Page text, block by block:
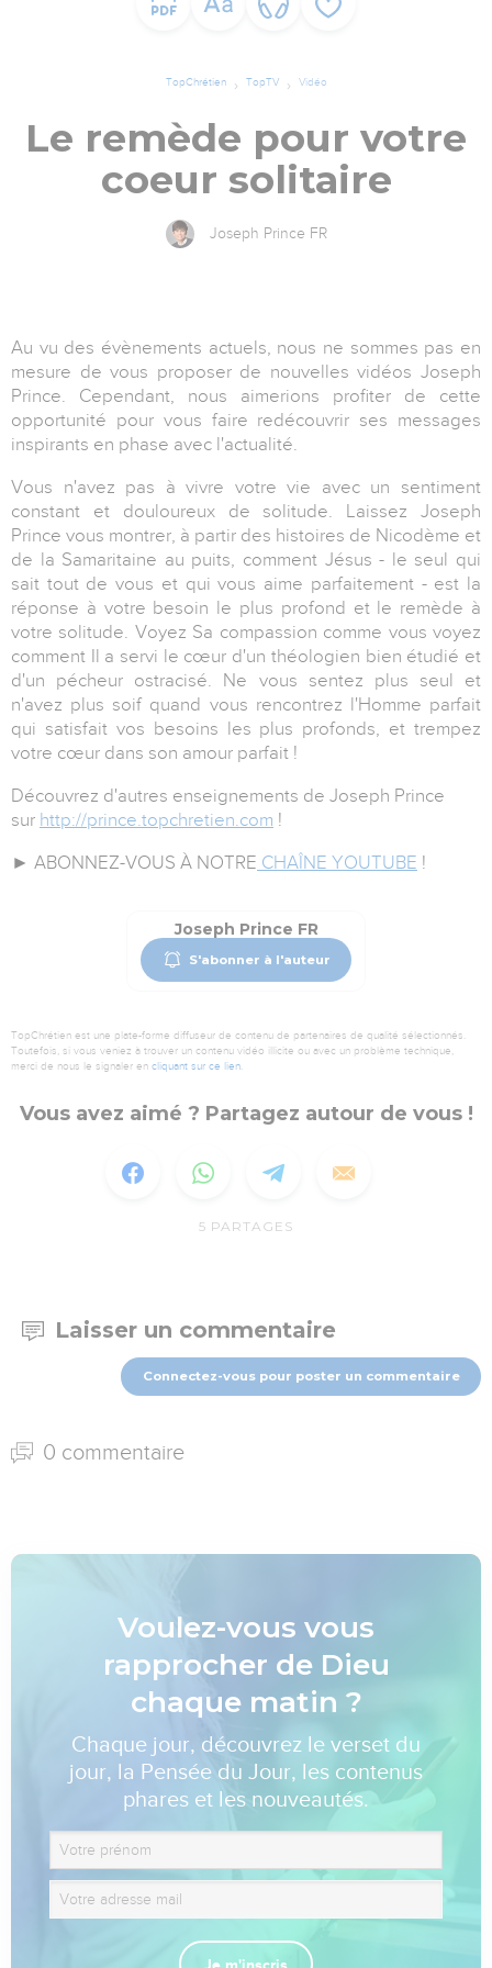
TopChrétien TopTV Vidéo
Le remède pour votre
coeur solitaire
Joseph Prince FR
Au vu des évènements actuels, nous ne sommes pas en
mesure de vous proposer de nouvelles vidéos Joseph
Prince. Cependant, nous aimerions profiter de cette
opportunité pour vous faire redécouvrir ses messages
inspirants en phase avec l'actualité.
Vous n'avez pas à vivre votre vie avec un sentiment
constant et douloureux de solitude. Laissez Joseph
Prince vous montrer, à partir des histoires de Nicodème et
de la Samaritaine au puits, comment Jésus - le seul qui
sait tout de vous et qui vous aime parfaitement - est la
réponse à votre besoin le plus profond et le remède à
votre solitude. Voyez Sa compassion comme vous voyez
comment Il a servi le cœur d'un théologien bien étudié et
d'un pécheur ostracisé. Ne vous sentez plus seul et
n'avez plus soif quand vous rencontrez l'Homme parfait
qui satisfait vos besoins les plus profonds, et trempez
votre cœur dans son amour parfait !
Découvrez d'autres enseignements de Joseph Prince
sur http://prince.topchretien.com !
► ABONNEZ-VOUS À NOTRE CHAÎNE YOUTUBE !
Joseph Prince FR
S'abonner à l'auteur
TopChrétien est une plate-forme diffuseur de contenu de partenaires de qualité sélectionnés.
Toutefois, si vous veniez à trouver un contenu vidéo illicite ou avec un problème technique,
merci de nous le signaler en cliquant sur ce lien.
Vous avez aimé ? Partagez autour de vous !
5 PARTAGES
Laisser un commentaire
Connectez-vous pour poster un commentaire
0 commentaire
Voulez-vous vous
rapprocher de Dieu
chaque matin ?
Chaque jour, découvrez le verset du
jour, la Pensée du Jour, les contenus
phares et les nouveautés.
Je m'inscris